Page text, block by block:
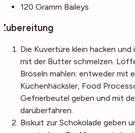
120 Gramm Baileys
Zubereitung
Die Kuvertüre klein hacken und
mit der Butter schmelzen.
Bröseln mahlen: entweder mit
Küchenhäcksler, Food
Gefrierbeutel geben und mit
darüberfahren.
Biskuit zur Schokolade geben